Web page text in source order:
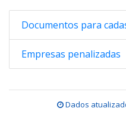
Documentos para
Empresas penalizadas
Dados